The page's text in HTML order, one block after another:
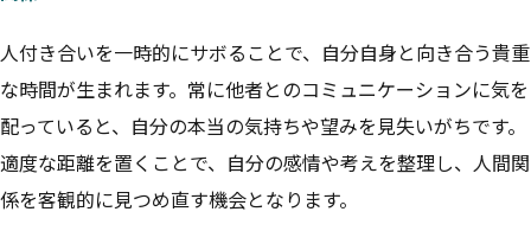
人付き合いを一時的にサボることで、自分自身と向き合う貴重
な時間が生まれます。常に他者とのコミュニケーションに気を
配っていると、自分の本当の気持ちや望みを見失いがちです。
適度な距離を置くことで、自分の感情や考えを整理し、人間関
係を客観的に見つめ直す機会となります。